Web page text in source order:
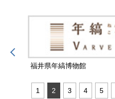
福井県年縞博物館
1 2 3 4 5